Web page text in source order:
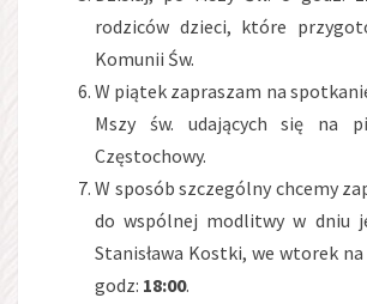
rodziców dzieci, które
Komunii Św.
W piątek zapraszam na
Mszy św. udających się na
Częstochowy.
W sposób szczególny chcemy
do wspólnej modlitwy w dniu
Stanisława Kostki, we wtorek
godz: 18:00.